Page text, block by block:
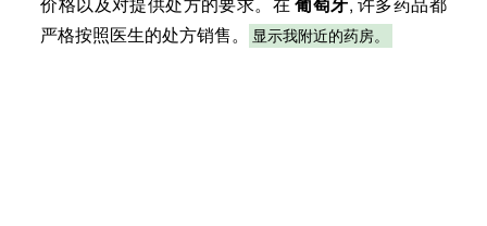
价格以及对提供处方的要求。在葡萄牙, 许多药品都
严格按照医生的处方销售。
显示我附近的药房。